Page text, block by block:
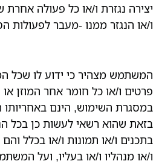
יצירה נגזרת ו/או כל פעולה
ו/או הנגזר ממנו -מעבר לפעולות
המשתמש מצהיר כי ידוע לו שכל
פרטים ו/או כל חומר אחר המוזן
במסגרת השימוש, הינם באחריותו
בזאת שהוא רשאי לעשות כן בכל
בתכנים ו/או תמונות ו/או בכלל
ו/או מנהליו ו/או בעליו, ועל